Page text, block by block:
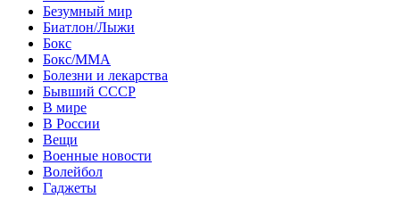
Безумный мир
Биатлон/Лыжи
Бокс
Бокс/MMA
Болезни и лекарства
Бывший СССР
В мире
В России
Вещи
Военные новости
Волейбол
Гаджеты